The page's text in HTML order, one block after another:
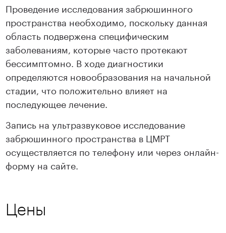
Проведение исследования забрюшинного
пространства необходимо, поскольку данная
область подвержена специфическим
заболеваниям, которые часто протекают
бессимптомно. В ходе диагностики
определяются новообразования на начальной
стадии, что положительно влияет на
последующее лечение.
Запись на ультразвуковое исследование
забрюшинного пространства в ЦМРТ
осуществляется по телефону или через онлайн-
форму на сайте.
Цены